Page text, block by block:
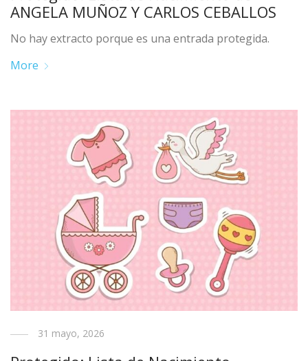
ANGELA MUÑOZ Y CARLOS CEBALLOS
No hay extracto porque es una entrada protegida.
More
31 mayo, 2026